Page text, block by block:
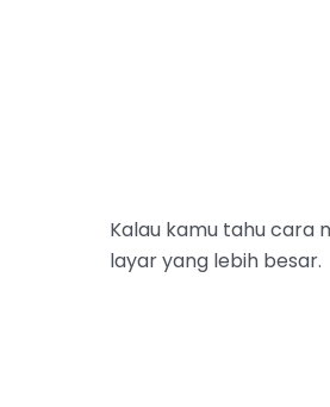
Kalau kamu tahu cara
layar yang lebih besar.